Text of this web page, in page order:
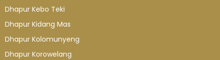
Dhapur Kebo Teki
Dhapur Kidang Mas
Dhapur Kolomunyeng
Dhapur Korowelang